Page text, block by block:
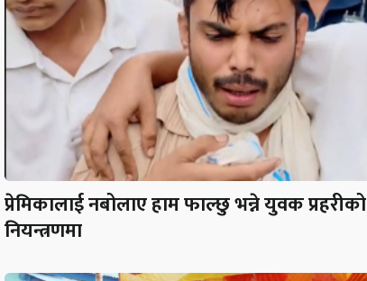
प्रेमिकालाई नबोलाए हाम फाल्छु भन्ने युवक प्रहरीको
नियन्त्रणमा